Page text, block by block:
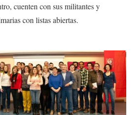
cuenten con sus militantes y
con listas abiertas.